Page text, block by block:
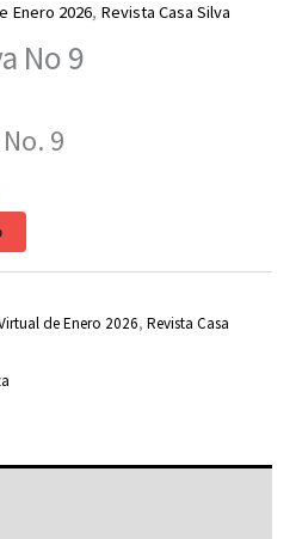
Enero 2026, Revista Casa Silva
No 9
9
de Enero 2026, Revista Casa